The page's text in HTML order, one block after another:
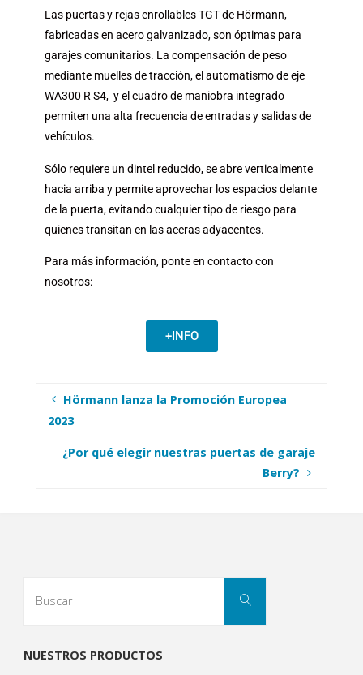
Las puertas y rejas enrollables TGT de Hörmann,
fabricadas en acero galvanizado, son óptimas para
garajes comunitarios. La compensación de peso
mediante muelles de tracción, el automatismo de eje
WA300 R S4, y el cuadro de maniobra integrado
permiten una alta frecuencia de entradas y salidas de
vehículos.
Sólo requiere un dintel reducido, se abre verticalmente
hacia arriba y permite aprovechar los espacios delante
de la puerta, evitando cualquier tipo de riesgo para
quienes transitan en las aceras adyacentes.
Para más información, ponte en contacto con
nosotros:
+INFO
Hörmann lanza la Promoción Europea
2023
¿Por qué elegir nuestras puertas de garaje
Berry?
NUESTROS PRODUCTOS